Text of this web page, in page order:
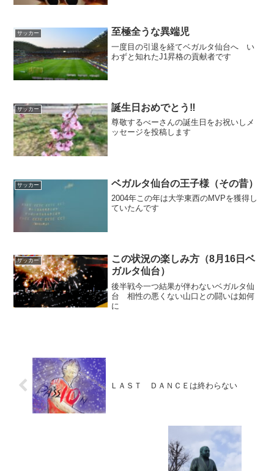
サッカー 至極全うな異端児
一度目の引退を経てベガルタ仙台へ い
わずと知れたJ1昇格の貢献者です
サッカー 誕生日おめでとう‼
尊敬するべーさんの誕生日をお祝いしメ
ッセージを投稿します
サッカー ベガルタ仙台の王子様（その昔）
2004年この年は大学東西のMVPを獲得し
ていたんです
サッカー
この状況の楽しみ方（8月16日ベ
ガルタ仙台）
後半戦今一つ結果が伴わないベガルタ仙
台 相性の悪くない山口との闘いは如何
に
ＬＡＳＴ ＤＡＮＣＥは終わらない